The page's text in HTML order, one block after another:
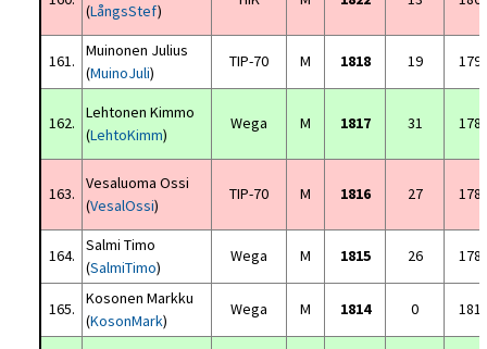
(LångsStef)
161.
Muinonen Julius
(MuinoJuli)
TIP-70 M 1818 19
162.
Lehtonen Kimmo
(LehtoKimm)
Wega M 1817 31
163.
Vesaluoma Ossi
(VesalOssi)
TIP-70 M 1816 27
164.
Salmi Timo
(SalmiTimo)
Wega M 1815 26
165.
Kosonen Markku
(KosonMark)
Wega M 1814 0